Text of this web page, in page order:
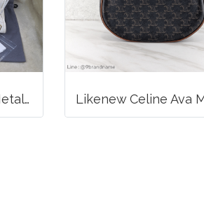
Balenciaga Classic Metallic Edge City Bag